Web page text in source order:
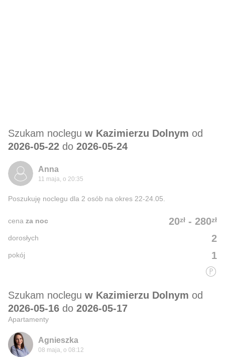
Szukam noclegu w Kazimierzu Dolnym od
2026-05-22 do 2026-05-24
Anna
11 maja, o 20:35
Poszukuję noclegu dla 2 osób na okres 22-24.05.
20zł - 280zł
cena za noc
2
dorosłych
1
pokój
Szukam noclegu w Kazimierzu Dolnym od
2026-05-16 do 2026-05-17
Apartamenty
Agnieszka
08 maja, o 08:12